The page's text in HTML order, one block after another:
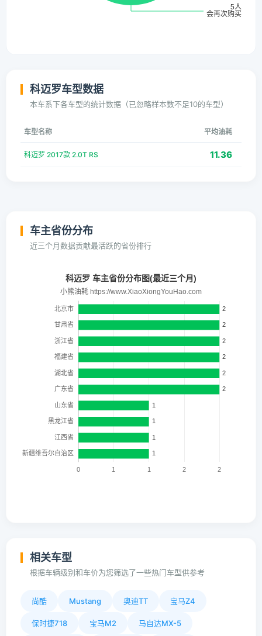
科迈罗车型数据
本车系下各车型的统计数据（已忽略样本数不足10的车型）
车型名称 平均油耗
科迈罗 2017款 2.0T RS 11.36
车主省份分布
近三个月数据贡献最活跃的省份排行
相关车型
根据车辆级别和车价为您筛选了一些热门车型供参考
尚酷 Mustang 奥迪TT 宝马Z4
保时捷718 宝马M2 马自达MX-5